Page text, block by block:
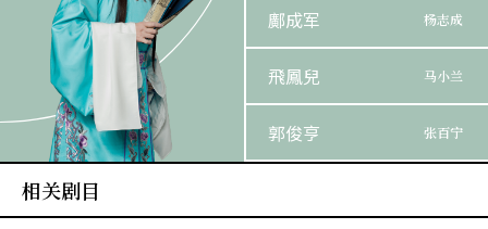
鄺成军 杨志成
飛鳳兒 马小兰
郭俊亨 张百宁
相关剧目